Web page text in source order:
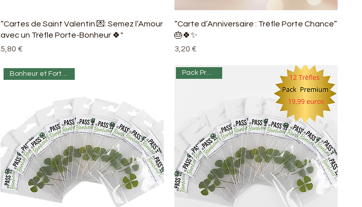
“Cartes de Saint Valentin 💌: Semez l’Amour
avec un Trèfle Porte-Bonheur 🍀"
Prix
5,80 €
“Carte d’Anniversaire : Trèfle Porte Chance”
🎂🍀✨
Prix
3,20 €
Bonheur et Fortune 😊💰 Pack Premium